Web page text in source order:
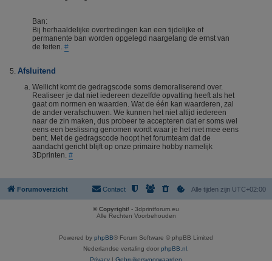
Ban:
Bij herhaaldelijke overtredingen kan een tijdelijke of
permanente ban worden opgelegd naargelang de ernst van
de feiten. #
Afsluitend
Wellicht komt de gedragscode soms demoraliserend over.
Realiseer je dat niet iedereen dezelfde opvatting heeft als het
gaat om normen en waarden. Wat de één kan waarderen, zal
de ander verafschuwen. We kunnen het niet altijd iedereen
naar de zin maken, dus probeer te accepteren dat er soms wel
eens een beslissing genomen wordt waar je het niet mee eens
bent. Met de gedragscode hoopt het forumteam dat de
aandacht gericht blijft op onze primaire hobby namelijk
3Dprinten. #
Forumoverzicht Alle tijden zijn UTC+02:00
Contact
© Copyright! - 3dprintforum.eu
Alle Rechten Voorbehouden
Powered by phpBB® Forum Software © phpBB Limited
Nederlandse vertaling door phpBB.nl
Privacy | Gebruikersvoorwaarden